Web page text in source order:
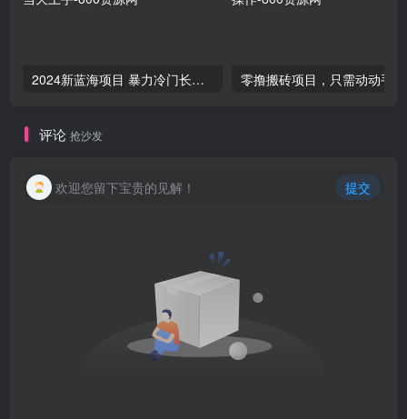
2024新蓝海项目 暴力冷门长期稳定 纯手机操作 单日收益3000+ 小白当天上手
评论 抢沙发
欢迎您留下宝贵的见解！ 提交